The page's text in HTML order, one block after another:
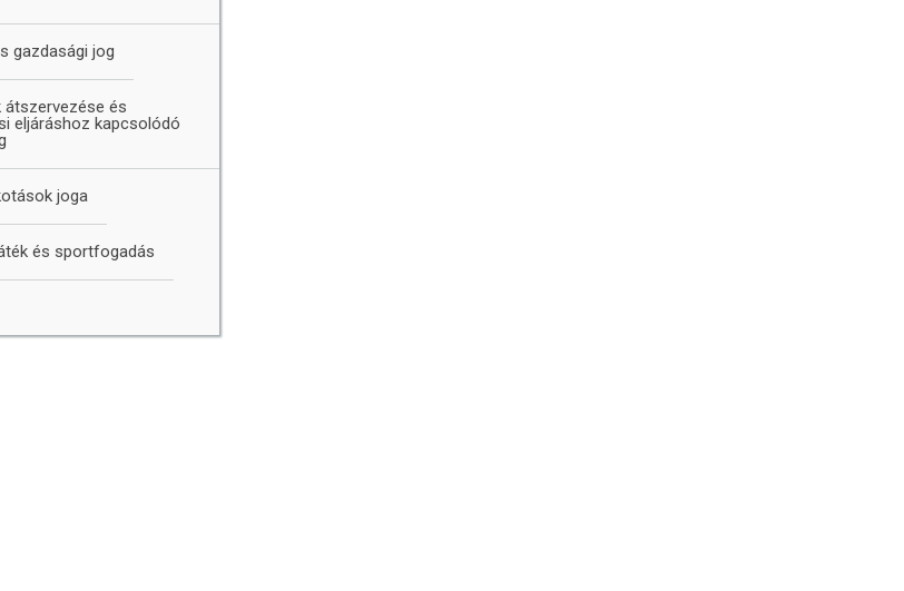
gazdasági jog
átszervezése és
eljáráshoz kapcsolódó
joga
és sportfogadás